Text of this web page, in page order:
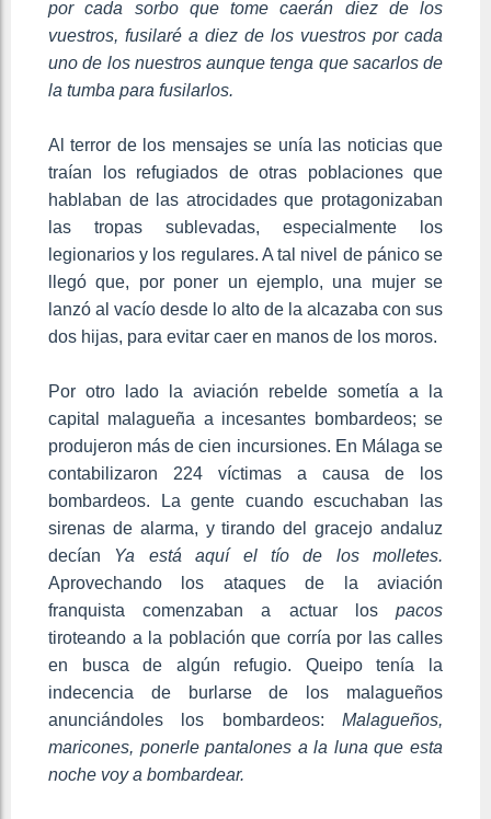
por cada sorbo que tome caerán diez de los
vuestros, fusilaré a diez de los vuestros por cada
uno de los nuestros aunque tenga que sacarlos de
la tumba para fusilarlos.
Al terror de los mensajes se unía las noticias que
traían los refugiados de otras poblaciones que
hablaban de las atrocidades que protagonizaban
las tropas sublevadas, especialmente los
legionarios y los regulares. A tal nivel de pánico se
llegó que, por poner un ejemplo, una mujer se
lanzó al vacío desde lo alto de la alcazaba con sus
dos hijas, para evitar caer en manos de los moros.
Por otro lado la aviación rebelde sometía a la
capital malagueña a incesantes bombardeos; se
produjeron más de cien incursiones. En Málaga se
contabilizaron 224 víctimas a causa de los
bombardeos. La gente cuando escuchaban las
sirenas de alarma, y tirando del gracejo andaluz
decían Ya está aquí el tío de los molletes.
Aprovechando los ataques de la aviación
franquista comenzaban a actuar los pacos
tiroteando a la población que corría por las calles
en busca de algún refugio. Queipo tenía la
indecencia de burlarse de los malagueños
anunciándoles los bombardeos: Malagueños,
maricones, ponerle pantalones a la luna que esta
noche voy a bombardear.